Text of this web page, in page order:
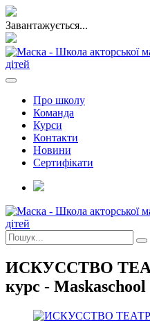
Завантажується...
Про школу
Команда
Курси
Контакти
Новини
Сертифікати
ИСКУССТВО
курс - Maskaschool